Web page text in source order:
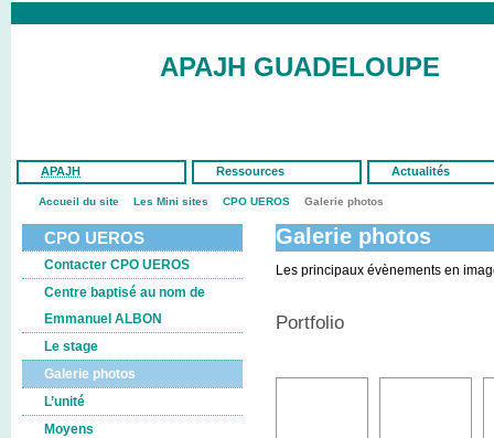
APAJH GUADELOUPE
APAJH Ressources Actualités
Accueil du site Les Mini sites CPO UEROS Galerie photos
CPO UEROS
Contacter CPO UEROS
Centre baptisé au nom de
Emmanuel ALBON
Le stage
Galerie photos
L’unité
Moyens
Galerie photos
Les principaux évènements en
Portfolio